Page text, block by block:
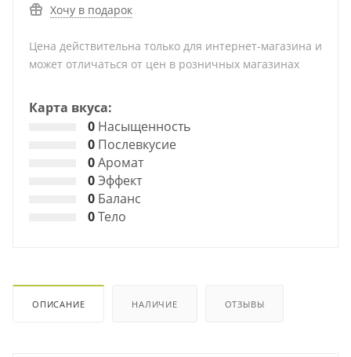
Хочу в подарок
Цена действительна только для интернет-магазина и
может отличаться от цен в розничных магазинах
Карта вкуса:
0 Насыщенность
0 Послевкусие
0Аромат
0Эффект
0 Баланс
0Тело
ОПИСАНИЕ НАЛИЧИЕ ОТЗЫВЫ